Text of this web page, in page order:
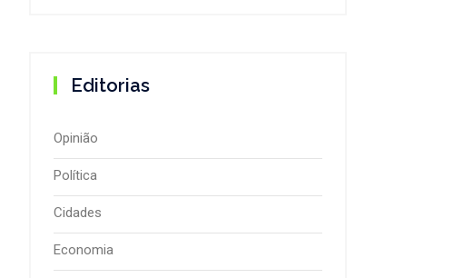
Editorias
Opinião
Política
Cidades
Economia